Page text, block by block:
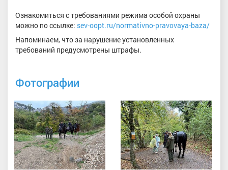
Ознакомиться с требованиями режима особой охраны
можно по ссылке: sev-oopt.ru/normativno-pravovaya-baza/
Напоминаем, что за нарушение установленных
требований предусмотрены штрафы.
Фотографии